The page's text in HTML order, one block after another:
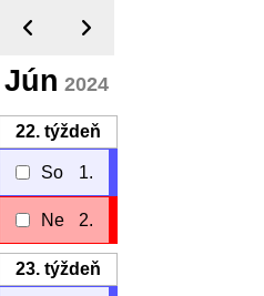
Jún 2024
22. týždeň
So 1.
Ne 2.
23. týždeň